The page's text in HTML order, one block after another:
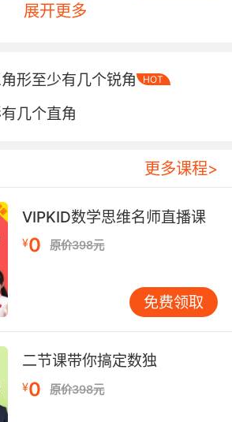
展开更多
形至少有几个锐角 HOT
几个直角
更多课程>
VIPKID数学思维名师直播课
¥0 原价398元
免费领取
二节课带你搞定数独
¥0 原价398元